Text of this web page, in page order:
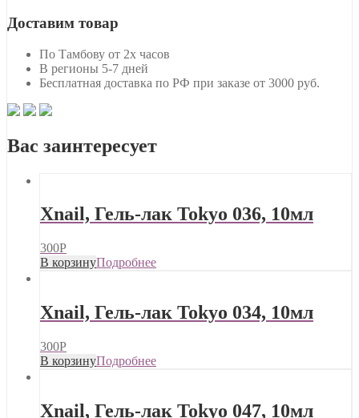
Доставим товар
По Тамбову от 2х часов
В регионы 5-7 дней
Бесплатная доставка по РФ при заказе от 3000 руб.
Вас заинтересует
Xnail, Гель-лак Tokyo 036, 10мл
300Р
В корзинуПодробнее
Xnail, Гель-лак Tokyo 034, 10мл
300Р
В корзинуПодробнее
Xnail, Гель-лак Tokyo 047, 10мл